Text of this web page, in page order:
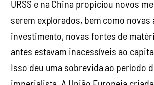
URSS e na China propiciou novos
serem explorados, bem como novas
investimento, novas fontes de
antes estavam inacessíveis ao
Isso deu uma sobrevida ao período